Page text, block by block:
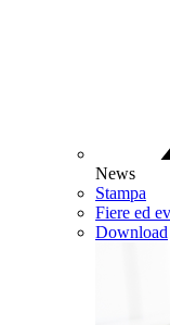
News
Stampa
Fiere ed
Download